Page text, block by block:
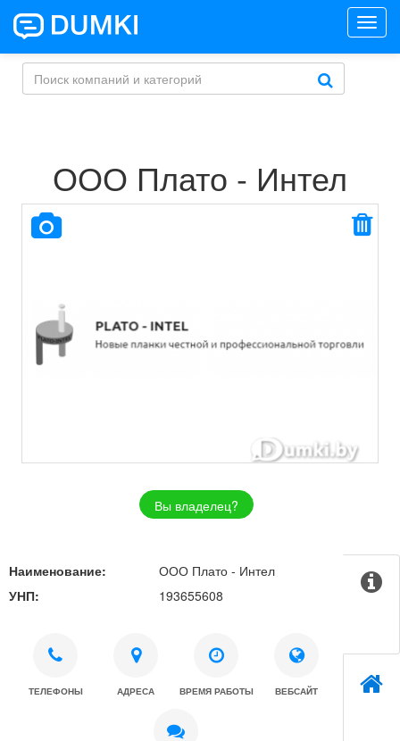
ООО Плато - Интел
Вы владелец?
Наименование:
ООО Плато - Интел
УНП:
193655608
ТЕЛЕФОНЫ АДРЕСА ВРЕМЯ РАБОТЫ ВЕБСАЙТ